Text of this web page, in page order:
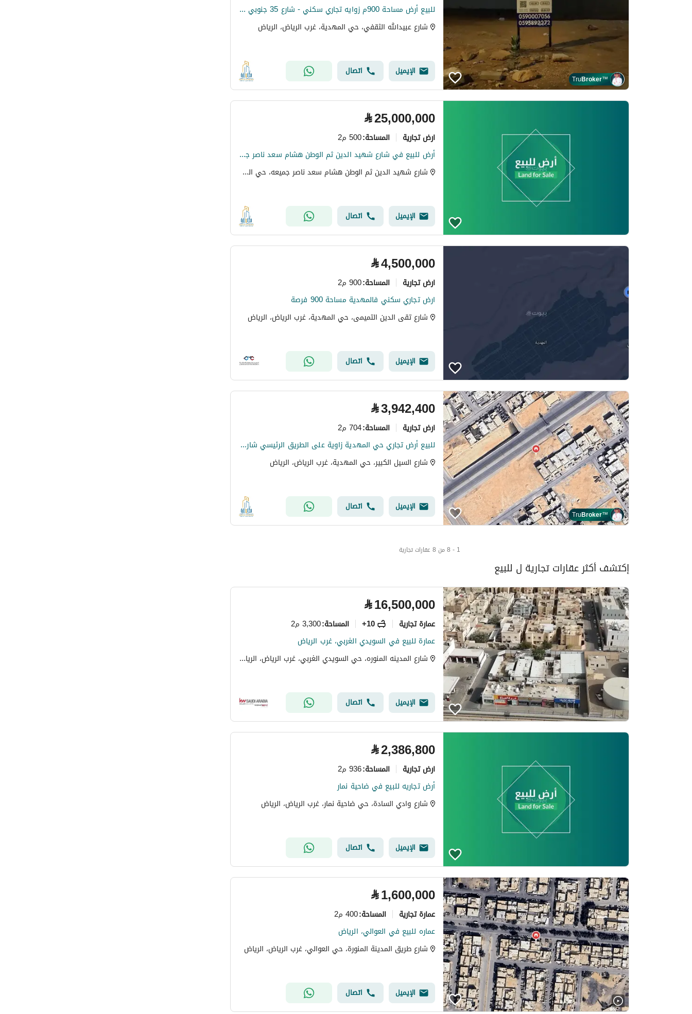
TruBroker™
للبيع أرض مساحة 900م زوايه تجاري سكني - شارع 35 جنوبي و20 شرقي
شارع عبيدالله الثقفي، حي المهدية، غرب الرياض، الرياض
الإيميل اتصال
⃁25,000,000
ارض تجارية المساحة:500 م2
أرض للبيع في شارع شهيد الدين ثم الوطن هشام سعد ناصر جميعه, حي المهدية, مدينة الرياض, منطقة الرياض
شارع شهيد الدين ثم الوطن هشام سعد ناصر جميعه، حي المهدية، غرب الرياض، الرياض
الإيميل اتصال
⃁4,500,000
ارض تجارية المساحة:900 م2
ارض تجاري سكني فالمهدية مساحة 900 فرصة
شارع تقى الدين التميمى، حي المهدية، غرب الرياض، الرياض
الإيميل اتصال
TruBroker™
⃁3,942,400
ارض تجارية المساحة:704 م2
للبيع أرض تجاري حي المهدية زاوية على الطريق الرئيسي شارع الدهناء
شارع السيل الكبير، حي المهدية، غرب الرياض، الرياض
الإيميل اتصال
1 - 8 من 8 عقارات تجارية
إكتشف أكثر عقارات تجارية ل للبيع
⃁16,500,000
عمارة تجارية 10+ المساحة:3,300 م2
عمارة للبيع في السويدي الغربي، غرب الرياض
شارع المدينه المنوره، حي السويدي الغربي، غرب الرياض، الرياض
الإيميل اتصال
⃁2,386,800
ارض تجارية المساحة:936 م2
أرض تجاريه للبيع في ضاحية نمار
شارع وادي السادة، حي ضاحية نمار، غرب الرياض، الرياض
الإيميل اتصال
⃁1,600,000
عمارة تجارية المساحة:400 م2
عماره للبيع في العوالي، الرياض
شارع طريق المدينة المنورة، حي العوالي، غرب الرياض، الرياض
الإيميل اتصال